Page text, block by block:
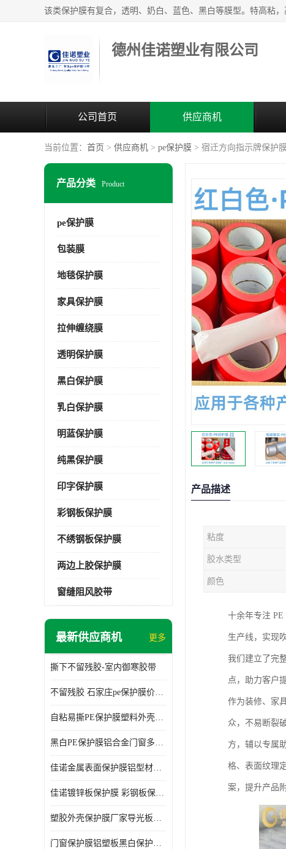
德州佳诺塑业有限公司
公司首页 供应商机
当前位置： 首页 > 供应商机 > pe保护膜 > 宿迁方向指示牌保护
产品分类 Product
pe保护膜
包装膜
地毯保护膜
家具保护膜
拉伸缠绕膜
透明保护膜
黑白保护膜
乳白保护膜
明蓝保护膜
纯黑保护膜
印字保护膜
彩钢板保护膜
不绣钢板保护膜
两边上胶保护膜
窗缝阻风胶带
最新供应商机 更多
撕下不留残胶-室内御寒胶带
不留残胶 石家庄pe保护膜价格 塑料薄膜
自粘易撕PE保护膜塑料外壳导光板亚克力板膜操作方便
黑白PE保护膜铝合金门窗多种颜色支持定制生产
佳诺金属表面保护膜铝型材保护膜不留残胶铝合金窗框保护胶带
佳诺镀锌板保护膜 彩钢板保护pe保护膜
塑胶外壳保护膜厂家导光板保护膜 铝单板保护膜胶带易撕不留胶
门窗保护膜铝塑板黑白保护膜外墙保温板保护膜
产品描述
粘度
胶水类型
颜色
十余年专注
生产线，实现
我们建立了完
点，助力客户
作为装修、家
众，不易断裂
方，辅以专属
格、表面纹理
案，提升产品